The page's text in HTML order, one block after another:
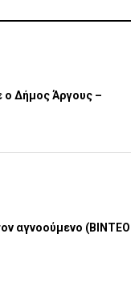
o Δήμος Άργους –
αγνοούμενο (ΒΙΝΤΕΟ